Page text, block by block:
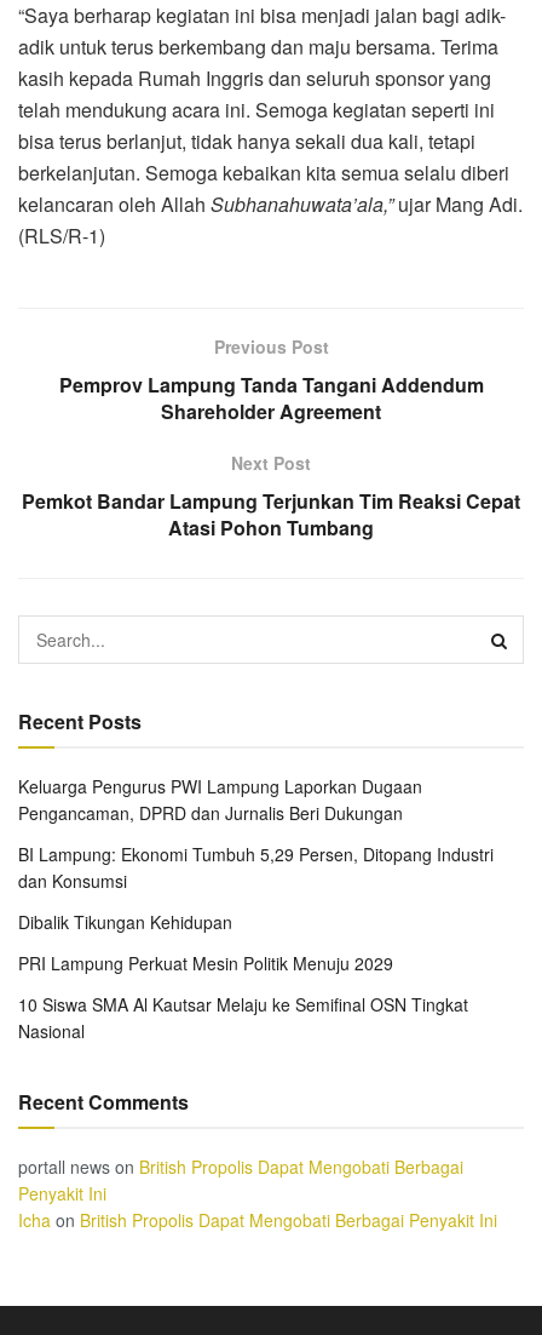
“Saya berharap kegiatan ini bisa menjadi jalan bagi adik-
adik untuk terus berkembang dan maju bersama. Terima
kasih kepada Rumah Inggris dan seluruh sponsor yang
telah mendukung acara ini. Semoga kegiatan seperti ini
bisa terus berlanjut, tidak hanya sekali dua kali, tetapi
berkelanjutan. Semoga kebaikan kita semua selalu diberi
kelancaran oleh Allah Subhanahuwata’ala,”ujar Mang Adi.
(RLS/R-1)
Previous Post
Pemprov Lampung Tanda Tangani Addendum
Shareholder Agreement
Next Post
Pemkot Bandar Lampung Terjunkan Tim Reaksi Cepat
Atasi Pohon Tumbang
Recent Posts
Keluarga Pengurus PWI Lampung Laporkan Dugaan
Pengancaman, DPRD dan Jurnalis Beri Dukungan
BI Lampung: Ekonomi Tumbuh 5,29 Persen, Ditopang Industri
dan Konsumsi
Dibalik Tikungan Kehidupan
PRI Lampung Perkuat Mesin Politik Menuju 2029
10 Siswa SMA Al Kautsar Melaju ke Semifinal OSN Tingkat
Nasional
Recent Comments
portall news on British Propolis Dapat Mengobati Berbagai
Penyakit Ini
Icha on British Propolis Dapat Mengobati Berbagai Penyakit Ini